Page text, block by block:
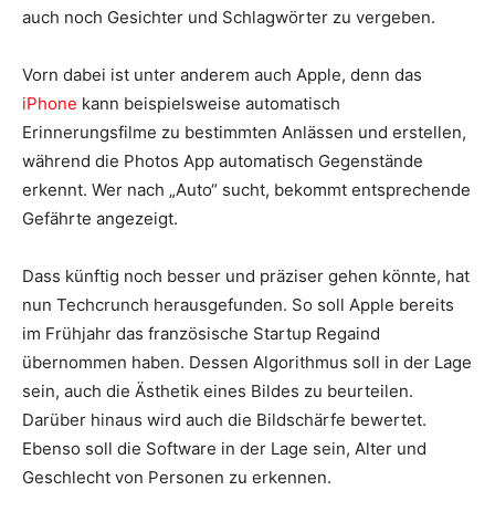
auch noch Gesichter und Schlagwörter zu vergeben.
Vorn dabei ist unter anderem auch Apple, denn das
iPhone kann beispielsweise automatisch
Erinnerungsfilme zu bestimmten Anlässen und erstellen,
während die Photos App automatisch Gegenstände
erkennt. Wer nach „Auto“ sucht, bekommt entsprechende
Gefährte angezeigt.
Dass künftig noch besser und präziser gehen könnte, hat
nun Techcrunch herausgefunden. So soll Apple bereits
im Frühjahr das französische Startup Regaind
übernommen haben. Dessen Algorithmus soll in der Lage
sein, auch die Ästhetik eines Bildes zu beurteilen.
Darüber hinaus wird auch die Bildschärfe bewertet.
Ebenso soll die Software in der Lage sein, Alter und
Geschlecht von Personen zu erkennen.